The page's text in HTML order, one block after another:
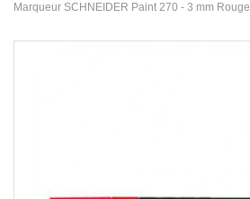
Marqueur SCHNEIDER Paint 270 - 3 mm Rouge